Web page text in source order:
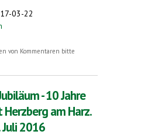
03-22
Kultur im Mittelpunkt
von Kommentaren bitte
- 10 Jahre
am Harz.
Juli 2016